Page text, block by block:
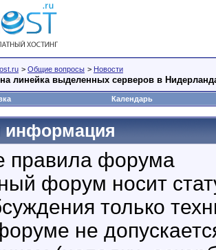
> Общие вопросы > Новости
линейка выделенных серверов в
Календарь
информация
правила форума
форум носит
только
не